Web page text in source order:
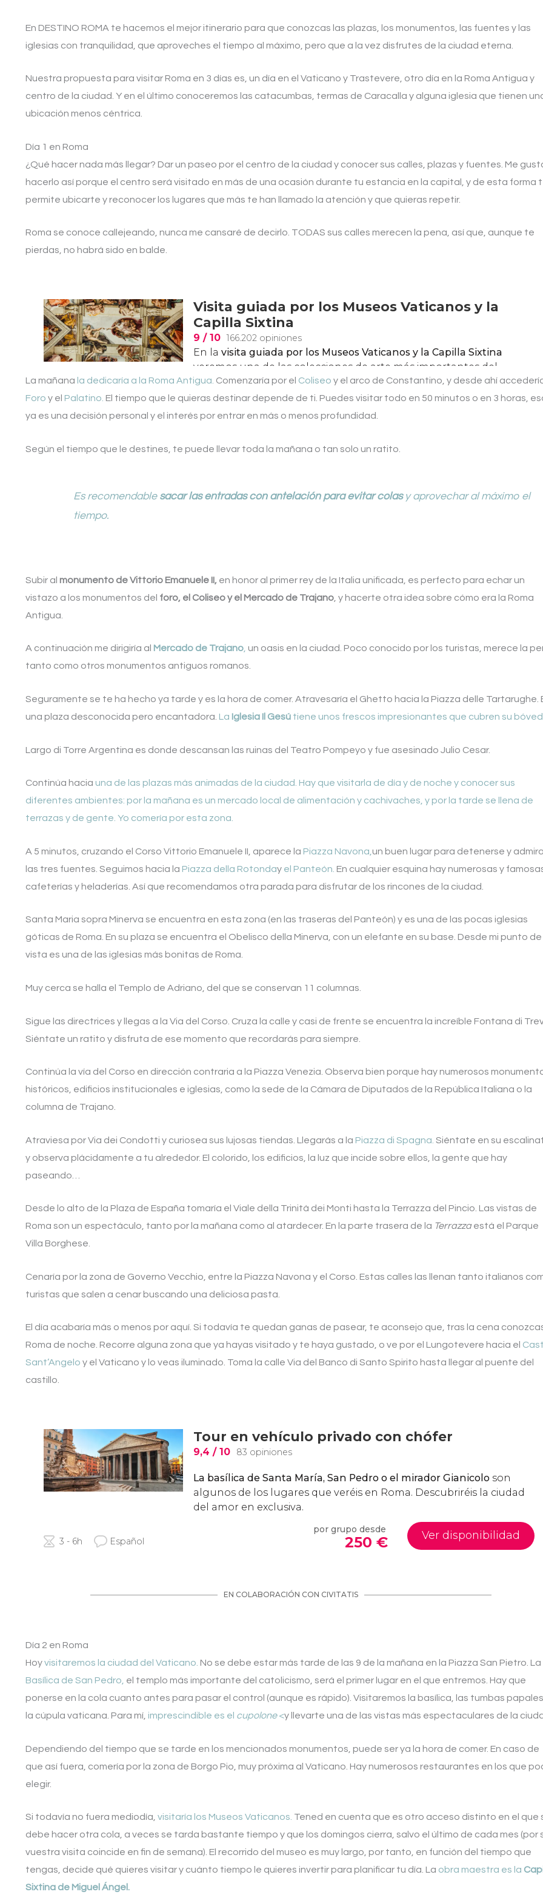
En DESTINO ROMA te hacemos el mejor itinerario para que conozcas las plazas, los monumentos, las fuentes y las
iglesias con tranquilidad, que aproveches el tiempo al máximo, pero que a la vez disfrutes de la ciudad eterna.
Nuestra propuesta para visitar Roma en 3 días es, un día en el Vaticano y Trastevere, otro día en la Roma Antigua y
centro de la ciudad. Y en el último conoceremos las catacumbas, termas de Caracalla y alguna iglesia que tienen
ubicación menos céntrica.
Día 1 en Roma
¿Qué hacer nada más llegar? Dar un paseo por el centro de la ciudad y conocer sus calles, plazas y fuentes. Me
hacerlo así porque el centro será visitado en más de una ocasión durante tu estancia en la capital, y de esta forma
permite ubicarte y reconocer los lugares que más te han llamado la atención y que quieras repetir.
Roma se conoce callejeando, nunca me cansaré de decirlo. TODAS sus calles merecen la pena, así que, aunque te
pierdas, no habrá sido en balde.
La mañana la dedicaría a la Roma Antigua. Comenzaría por el Coliseo y el arco de Constantino, y desde ahí
Foro y el Palatino. El tiempo que le quieras destinar depende de ti. Puedes visitar todo en 50 minutos o en 3 horas,
ya es una decisión personal y el interés por entrar en más o menos profundidad.
Según el tiempo que le destines, te puede llevar toda la mañana o tan solo un ratito.
Es recomendable sacar las entradas con antelación para evitar colas y aprovechar al máximo el
tiempo.
Subir al monumento de Vittorio Emanuele II, en honor al primer rey de la Italia unificada, es perfecto para echar un
vistazo a los monumentos del foro, el Coliseo y el Mercado de Trajano , y hacerte otra idea sobre cómo era la Roma
Antigua.
A continuación me dirigiría al Mercado de Trajano, un oasis en la ciudad. Poco conocido por los turistas, merece la
tanto como otros monumentos antiguos romanos.
Seguramente se te ha hecho ya tarde y es la hora de comer. Atravesaría el Ghetto hacia la Piazza delle Tartarughe.
una plaza desconocida pero encantadora. La Iglesia Il Gesú tiene unos frescos impresionantes que cubren su
Largo di Torre Argentina es donde descansan las ruinas del Teatro Pompeyo y fue asesinado Julio Cesar.
Continúa hacia una de las plazas más animadas de la ciudad. Hay que visitarla de día y de noche y conocer sus
diferentes ambientes: por la mañana es un mercado local de alimentación y cachivaches, y por la tarde se llena de
terrazas y de gente. Yo comería por esta zona.
A 5 minutos, cruzando el Corso Vittorio Emanuele II, aparece la Piazza Navona, un buen lugar para detenerse y
las tres fuentes. Seguimos hacia la Piazza della Rotonday el Panteón. En cualquier esquina hay numerosas y
cafeterías y heladerías. Así que recomendamos otra parada para disfrutar de los rincones de la ciudad.
Santa Maria sopra Minerva se encuentra en esta zona (en las traseras del Panteón) y es una de las pocas iglesias
góticas de Roma. En su plaza se encuentra el Obelisco della Minerva, con un elefante en su base. Desde mi punto de
vista es una de las iglesias más bonitas de Roma.
Muy cerca se halla el Templo de Adriano, del que se conservan 11 columnas.
Sigue las directrices y llegas a la Via del Corso. Cruza la calle y casi de frente se encuentra la increíble Fontana di
Siéntate un ratito y disfruta de ese momento que recordarás para siempre.
Continúa la vía del Corso en dirección contraria a la Piazza Venezia. Observa bien porque hay numerosos
históricos, edificios institucionales e iglesias, como la sede de la Cámara de Diputados de la República Italiana o la
columna de Trajano.
Atraviesa por Via dei Condotti y curiosea sus lujosas tiendas. Llegarás a la Piazza di Spagna. Siéntate en su
y observa plácidamente a tu alrededor. El colorido, los edificios, la luz que incide sobre ellos, la gente que hay
paseando…
Desde lo alto de la Plaza de España tomaría el Viale della Trinità dei Monti hasta la Terrazza del Pincio. Las vistas de
Roma son un espectáculo, tanto por la mañana como al atardecer. En la parte trasera de la Terrazzaestá el Parque
Villa Borghese.
Cenaría por la zona de Governo Vecchio, entre la Piazza Navona y el Corso. Estas calles las llenan tanto italianos
turistas que salen a cenar buscando una deliciosa pasta.
El día acabaría más o menos por aquí. Si todavía te quedan ganas de pasear, te aconsejo que, tras la cena
Roma de noche. Recorre alguna zona que ya hayas visitado y te haya gustado, o ve por el Lungotevere hacia el
Sant’Angelo y el Vaticano y lo veas iluminado. Toma la calle Via del Banco di Santo Spirito hasta llegar al puente del
castillo.
Día 2 en Roma
Hoyvisitaremos la ciudad del Vaticano. No se debe estar más tarde de las 9 de la mañana en la Piazza San Pietro. La
Basílica de San Pedro, el templo más importante del catolicismo, será el primer lugar en el que entremos. Hay que
ponerse en la cola cuanto antes para pasar el control (aunque es rápido). Visitaremos la basílica, las tumbas
la cúpula vaticana. Para mí, imprescindible es el cupolone<y llevarte una de las vistas más espectaculares de la
Dependiendo del tiempo que se tarde en los mencionados monumentos, puede ser ya la hora de comer. En caso de
que así fuera, comería por la zona de Borgo Pio, muy próxima al Vaticano. Hay numerosos restaurantes en los que
elegir.
Si todavía no fuera mediodía, visitaría los Museos Vaticanos. Tened en cuenta que es otro acceso distinto en el que
debe hacer otra cola, a veces se tarda bastante tiempo y que los domingos cierra, salvo el último de cada mes (por
vuestra visita coincide en fin de semana). El recorrido del museo es muy largo, por tanto, en función del tiempo que
tengas, decide qué quieres visitar y cuánto tiempo le quieres invertir para planificar tu día. La obra maestra es la
Sixtina de Miguel Ángel.